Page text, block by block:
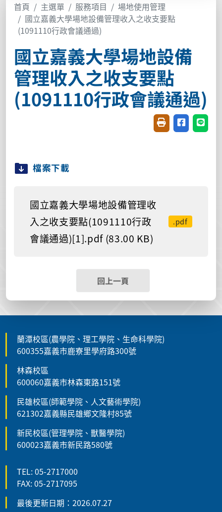
首頁 主選單 服務項目
場地使用管理
國立嘉義大學場地設備管理收入之收支要點
(1091110行政會議通過)
國立嘉義大學場地設備
管理收入之收支要點
(1091110行政會議通過)
友善列印(開新視
分享至臉書
分享
檔案下載
國立嘉義大學場地設備管理收
入之收支要點(1091110行政
會議通過)[1].pdf (83.00 KB)
.pdf
回上一頁
蘭潭校區(農學院、理工學院、生命科學院)
600355嘉義市鹿寮里學府路300號
林森校區
600060嘉義市林森東路151號
民雄校區(師範學院、人文藝術學院)
621302嘉義縣民雄鄉文隆村85號
新民校區(管理學院、獸醫學院)
600023嘉義市新民路580號
TEL: 05-2717000
FAX: 05-2717095
最後更新日期：2026.07.27